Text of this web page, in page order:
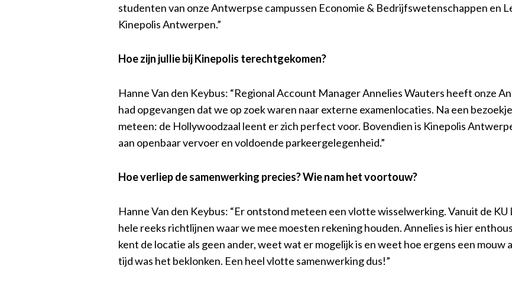
studenten van onze Antwerpse campussen Economie & Bedrijfswetenschappen en
Kinepolis Antwerpen.”
Hoe zijn jullie bij Kinepolis terechtgekomen?
Hanne Van den Keybus: “Regional Account Manager Annelies Wauters heeft onze
had opgevangen dat we op zoek waren naar externe examenlocaties. Na een
meteen: de Hollywoodzaal leent er zich perfect voor. Bovendien is Kinepolis
aan openbaar vervoer en voldoende parkeergelegenheid.”
Hoe verliep de samenwerking precies? Wie nam het voortouw?
Hanne Van den Keybus: “Er ontstond meteen een vlotte wisselwerking. Vanuit de
hele reeks richtlijnen waar we mee moesten rekening houden. Annelies is hier
kent de locatie als geen ander, weet wat er mogelijk is en weet hoe ergens een mouw
tijd was het beklonken. Een heel vlotte samenwerking dus!”